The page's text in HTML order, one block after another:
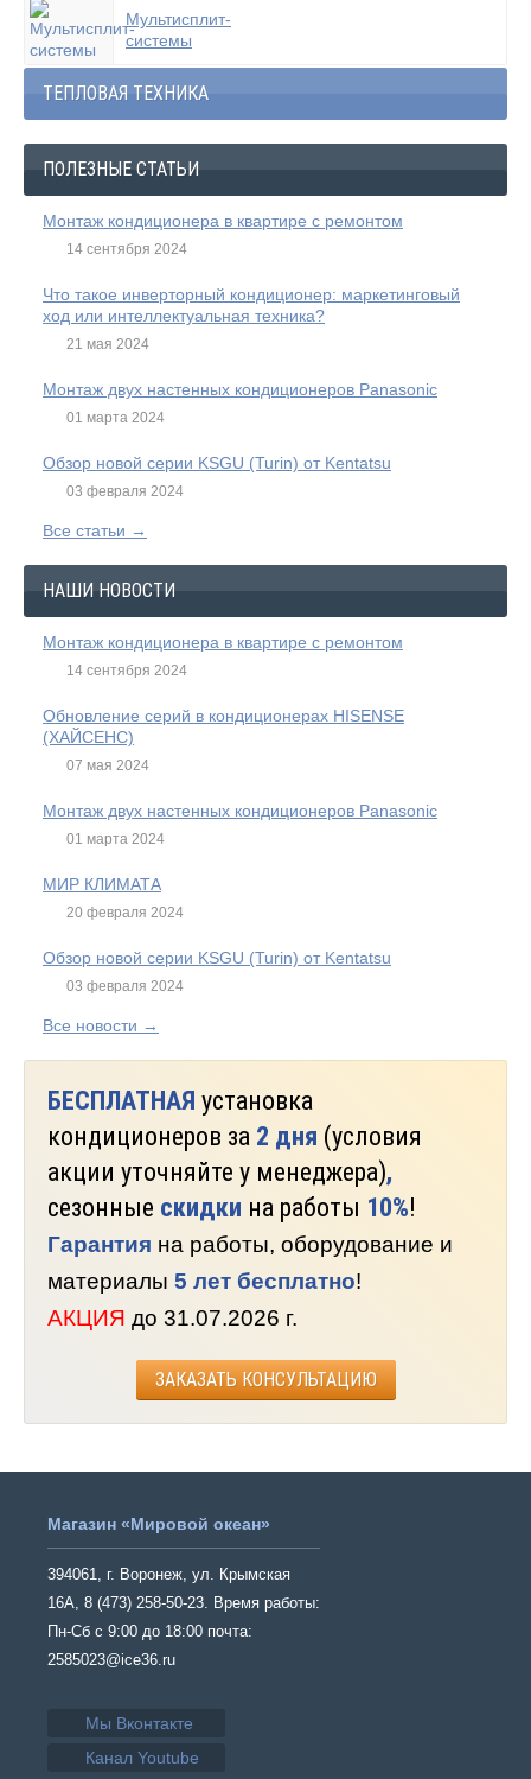
Мультисплит-
системы
ТЕПЛОВАЯ ТЕХНИКА
ПОЛЕЗНЫЕ СТАТЬИ
Монтаж кондиционера в квартире с ремонтом
14 сентября 2024
Что такое инверторный кондиционер: маркетинговый
ход или интеллектуальная техника?
21 мая 2024
Монтаж двух настенных кондиционеров Panasonic
01 марта 2024
Обзор новой серии KSGU (Turin) от Kentatsu
03 февраля 2024
Все статьи →
НАШИ НОВОСТИ
Монтаж кондиционера в квартире с ремонтом
14 сентября 2024
Обновление серий в кондиционерах HISENSE
(ХАЙСЕНС)
07 мая 2024
Монтаж двух настенных кондиционеров Panasonic
01 марта 2024
МИР КЛИМАТА
20 февраля 2024
Обзор новой серии KSGU (Turin) от Kentatsu
03 февраля 2024
Все новости →
БЕСПЛАТНАЯ установка
кондиционеров за 2 дня (условия
акции уточняйте у менеджера),
сезонные скидки на работы 10%!
Гарантия на работы, оборудование и
материалы 5 лет бесплатно!
АКЦИЯ до 31.07.2026 г.
ЗАКАЗАТЬ КОНСУЛЬТАЦИЮ
Магазин «Мировой океан»
394061, г. Воронеж, ул. Крымская
16А, 8 (473) 258-50-23. Время работы:
Пн-Сб с 9:00 до 18:00 почта:
2585023@ice36.ru
Мы Вконтакте
Канал Youtube